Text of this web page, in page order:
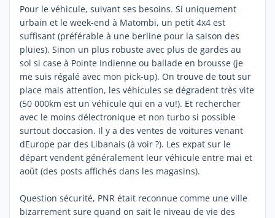
Pour le véhicule, suivant ses besoins. Si uniquement
urbain et le week-end à Matombi, un petit 4x4 est
suffisant (préférable à une berline pour la saison des
pluies). Sinon un plus robuste avec plus de gardes au
sol si case à Pointe Indienne ou ballade en brousse (je
me suis régalé avec mon pick-up). On trouve de tout sur
place mais attention, les véhicules se dégradent très vite
(50 000km est un véhicule qui en a vu!). Et rechercher
avec le moins délectronique et non turbo si possible
surtout doccasion. Il y a des ventes de voitures venant
dEurope par des Libanais (à voir ?). Les expat sur le
départ vendent généralement leur véhicule entre mai et
août (des posts affichés dans les magasins).
Question sécurité, PNR était reconnue comme une ville
bizarrement sure quand on sait le niveau de vie des